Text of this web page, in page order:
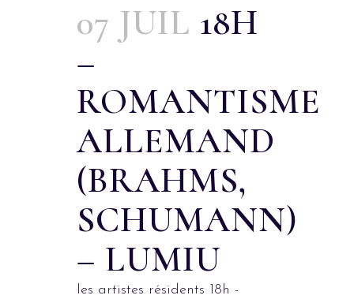
07 JUIL 18H
–
ROMANTISME
ALLEMAND
(BRAHMS,
SCHUMANN)
– LUMIU
les artistes résidents 18h -